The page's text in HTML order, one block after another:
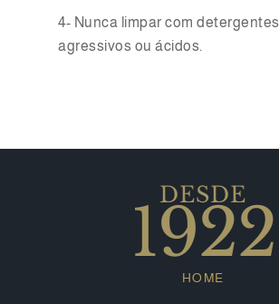
4- Nunca limpar com detergentes
agressivos ou ácidos.
DESDE
1922
HOME